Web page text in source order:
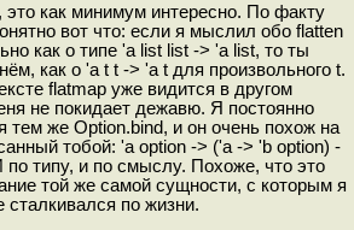
как минимум интересно. По факту
вот что: если я мыслил обо flatten
как о типе 'a list list -> 'a list, то ты
как о 'a t t -> 'a t для произвольного t.
flatmap уже видится в другом
не покидает дежавю. Я постоянно
тем же Option.bind, и он очень похож на
тобой: 'a option -> ('a -> 'b option) -
по типу, и по смыслу. Похоже, что это
той же самой сущности, с которым я
сталкивался по жизни.